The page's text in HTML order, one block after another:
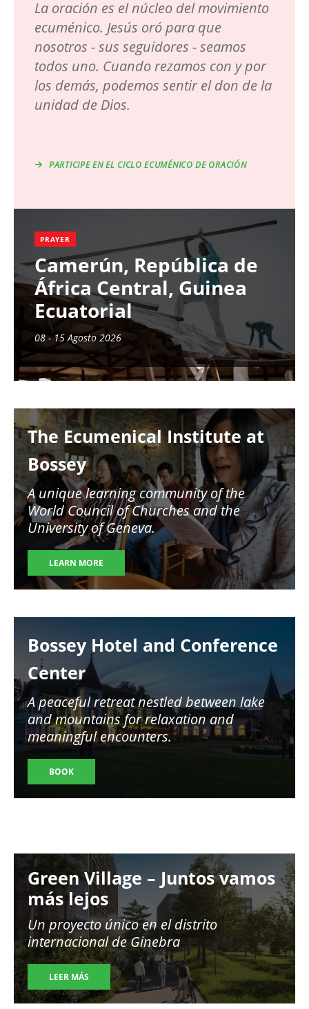
La oración es el núcleo del movimiento
ecuménico. Jesús oró para que
nosotros - sus seguidores - seamos
todos uno. Cuando rezamos con y por
los demás, podemos sentir el don de la
unidad de Dios.
PARTICIPE EN EL CICLO ECUMÉNICO DE ORACIÓN
PRAYER
Camerún, República de
África Central, Guinea
Ecuatorial
08 - 15 Agosto 2026
The Ecumenical Institute at
Bossey
A unique learning community of the
World Council of Churches and the
University of Geneva.
LEARN MORE
Bossey Hotel and Conference
Center
A peaceful retreat nestled between lake
and mountains for relaxation and
meaningful encounters.
BOOK
Image
Green Village – Juntos vamos
más lejos
Un proyecto único en el distrito
internacional de Ginebra
LEER MÁS